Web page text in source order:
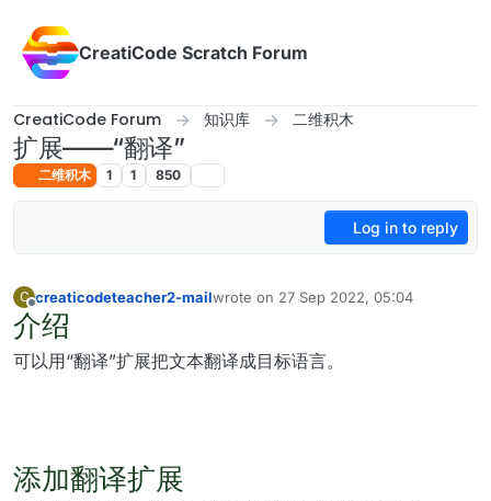
CreatiCode Scratch Forum
CreatiCode Forum 知识库 二维积木
扩展——“翻译”
二维积木 1 1 850
Log in to reply
C
Offline
creaticodeteacher2-mailwrote on 27 Sep 2022, 05:04
last edited by admin5 Apr 2025, 17:12
介绍
可以用“翻译”扩展把文本翻译成目标语言。
添加翻译扩展